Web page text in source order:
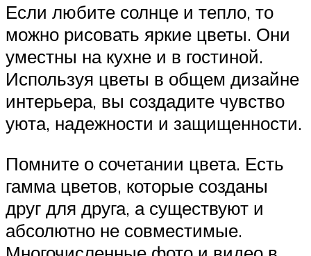
Если любите солнце и тепло, то
можно рисовать яркие цветы. Они
уместны на кухне и в гостиной.
Используя цветы в общем дизайне
интерьера, вы создадите чувство
уюта, надежности и защищенности.
Помните о сочетании цвета. Есть
гамма цветов, которые созданы
друг для друга, а существуют и
абсолютно не совместимые.